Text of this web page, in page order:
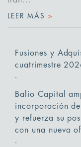
LEER MÁS >
Fusiones y
cuatrimestre
Balio Capital
incorporación
y refuerza su
con una nueva